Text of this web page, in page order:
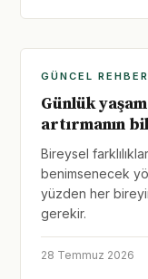
GÜNCEL REHBER
Günlük
artırmanın
Bireysel
benimsenecek
yüzden her
gerekir.
28 Temmuz 2026